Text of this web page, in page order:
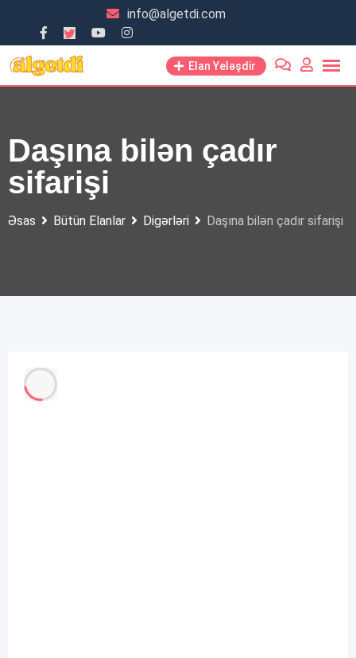
content
info@algetdi.com
Elan Yeləşdir
Daşına bilən çadır
sifarişi
Əsas Bütün Elanlar Digərləri Daşına bilən çadır sifarişi